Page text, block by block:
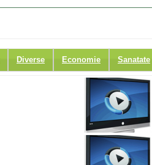
Diverse Economie Sanatate